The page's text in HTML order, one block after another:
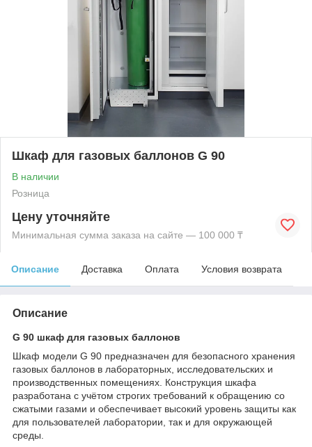
Шкаф для газовых баллонов G 90
В наличии
Розница
Цену уточняйте
Минимальная сумма заказа на сайте — 100 000 ₸
Описание Доставка Оплата Условия возврата
Описание
G 90 шкаф для газовых баллонов
Шкаф модели G 90 предназначен для безопасного хранения
газовых баллонов в лабораторных, исследовательских и
производственных помещениях. Конструкция шкафа
разработана с учётом строгих требований к обращению со
сжатыми газами и обеспечивает высокий уровень защиты как
для пользователей лаборатории, так и для окружающей
среды.